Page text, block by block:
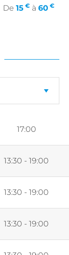
De 15 € à 60 €
17:00
13:30 - 19:00
13:30 - 19:00
13:30 - 19:00